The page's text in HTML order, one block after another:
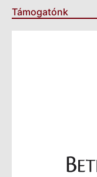
Támogatónk